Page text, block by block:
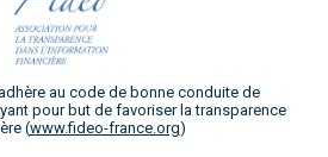
au code de bonne conduite de
pour but de favoriser la transparence
(www.fideo-france.org)